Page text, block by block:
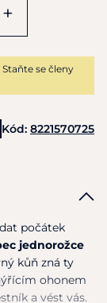
+
se členy
Kód: 8221570725
počátek
jednorožce
kůň zná ty
ohonem
a vést vás.